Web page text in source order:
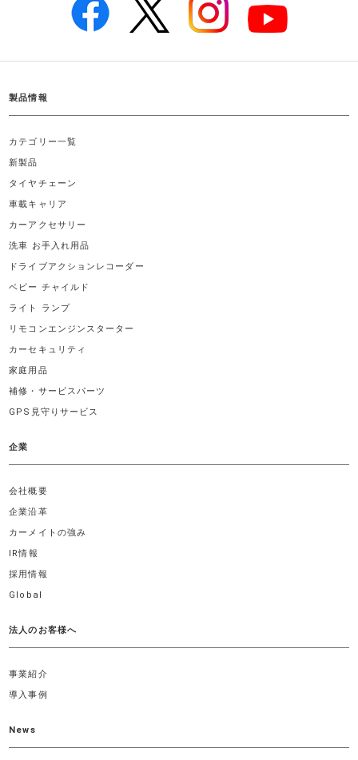
製品情報
カテゴリー一覧
新製品
タイヤチェーン
車載キャリア
カーアクセサリー
洗車 お手入れ用品
ドライブアクションレコーダー
ベビー チャイルド
ライト ランプ
リモコンエンジンスターター
カーセキュリティ
家庭用品
補修・サービスパーツ
GPS見守りサービス
企業
会社概要
企業沿革
カーメイトの強み
IR情報
採用情報
Global
法人のお客様へ
事業紹介
導入事例
News